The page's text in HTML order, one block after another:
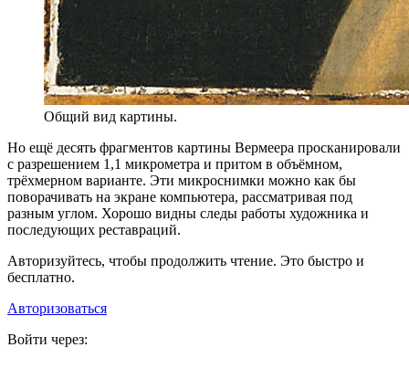
Общий вид картины.
Но ещё десять фрагментов картины Вермеера просканировали
с разрешением 1,1 микрометра и притом в объёмном,
трёхмерном варианте. Эти микроснимки можно как бы
поворачивать на экране компьютера, рассматривая под
разным углом. Хорошо видны следы работы художника и
последующих реставраций.
Авторизуйтесь, чтобы продолжить чтение. Это быстро и
бесплатно.
Авторизоваться
Войти через: